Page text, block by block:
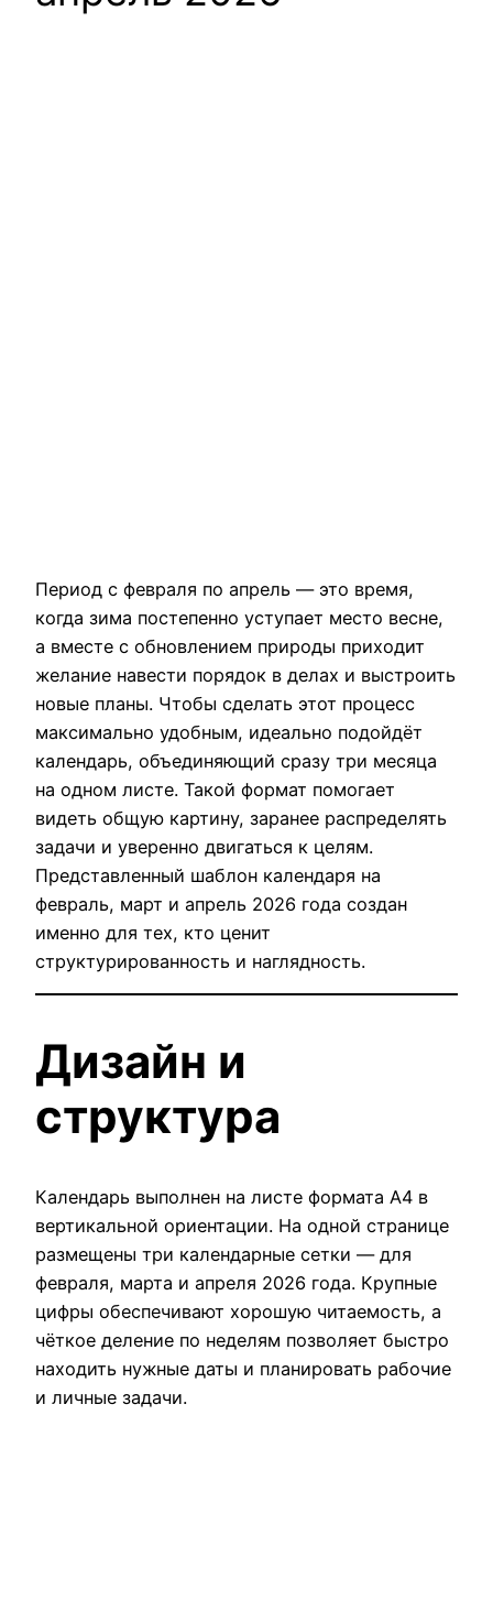
Период с февраля по апрель — это время,
когда зима постепенно уступает место весне,
а вместе с обновлением природы приходит
желание навести порядок в делах и выстроить
новые планы. Чтобы сделать этот процесс
максимально удобным, идеально подойдёт
календарь, объединяющий сразу три месяца
на одном листе. Такой формат помогает
видеть общую картину, заранее распределять
задачи и уверенно двигаться к целям.
Представленный шаблон календаря на
февраль, март и апрель 2026 года создан
именно для тех, кто ценит
структурированность и наглядность.
Дизайн и
структура
Календарь выполнен на листе формата A4 в
вертикальной ориентации. На одной странице
размещены три календарные сетки — для
февраля, марта и апреля 2026 года. Крупные
цифры обеспечивают хорошую читаемость, а
чёткое деление по неделям позволяет быстро
находить нужные даты и планировать рабочие
и личные задачи.